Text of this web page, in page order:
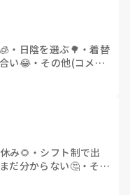
・ 日陰を選ぶ🌳 ・着替
い😂・ その他(コメン
み🌻 ・ シフト制で出
まだ分からない🤔・ その